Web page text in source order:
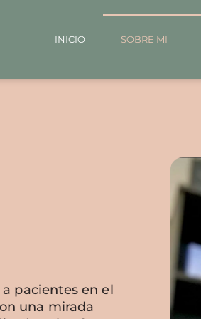
INICIO SOBRE MI
pacientes en el
una mirada